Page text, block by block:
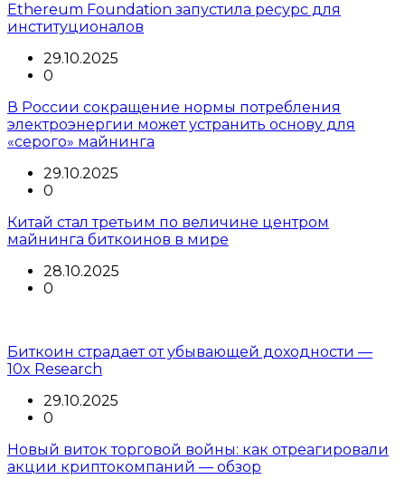
Ethereum Foundation запустила ресурс для
институционалов
29.10.2025
0
В России сокращение нормы потребления
электроэнергии может устранить основу для
«серого» майнинга
29.10.2025
0
Китай стал третьим по величине центром
майнинга биткоинов в мире
28.10.2025
0
Биткоин страдает от убывающей доходности —
10x Research
29.10.2025
0
Новый виток торговой войны: как отреагировали
акции криптокомпаний — обзор